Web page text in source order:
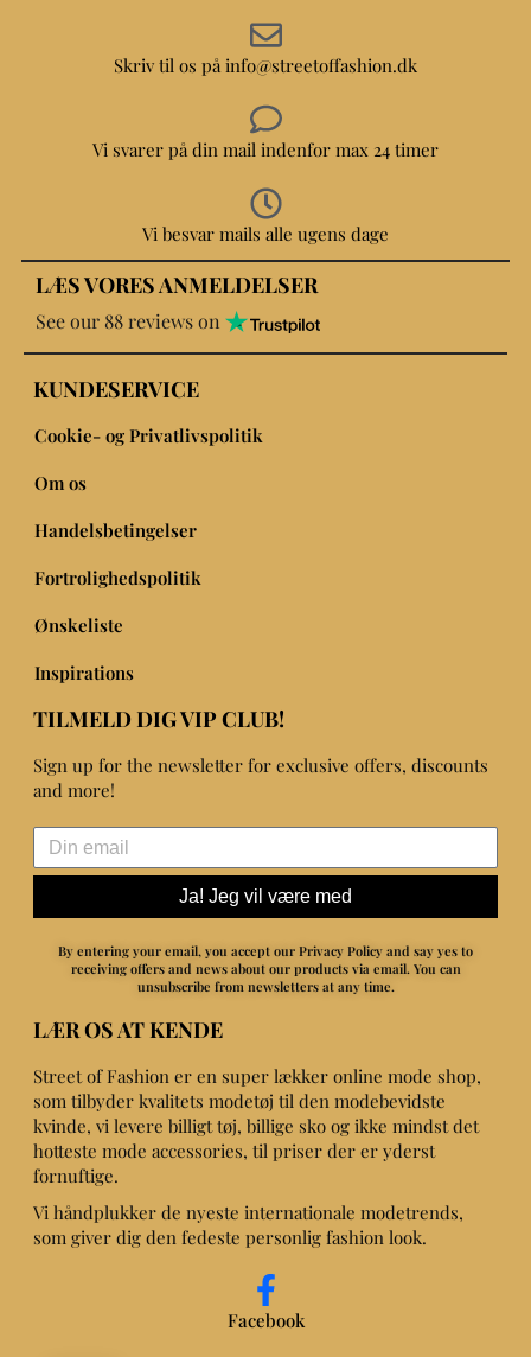
Skriv til os på info@streetoffashion.dk
Vi svarer på din mail indenfor max 24 timer
Vi besvar mails alle ugens dage
LÆS VORES ANMELDELSER
See our 88 reviews on
KUNDESERVICE
Cookie- og Privatlivspolitik
Om os
Handelsbetingelser
Fortrolighedspolitik
Ønskeliste
Inspirations
TILMELD DIG VIP CLUB!
Sign up for the newsletter for exclusive offers, discounts
and more!
Ja! Jeg vil være med
By entering your email, you accept our Privacy Policy and say yes to
receiving offers and news about our products via email. You can
unsubscribe from newsletters at any time.
LÆR OS AT KENDE
Street of Fashion er en super lækker online mode shop,
som tilbyder kvalitets modetøj til den modebevidste
kvinde, vi levere billigt tøj, billige sko og ikke mindst det
hotteste mode accessories, til priser der er yderst
fornuftige.
Vi håndplukker de nyeste internationale modetrends,
som giver dig den fedeste personlig fashion look.
Facebook